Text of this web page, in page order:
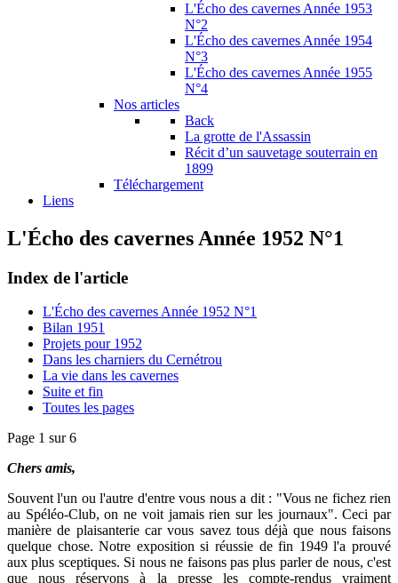
L'Écho des cavernes Année 1953
N°2
L'Écho des cavernes Année 1954
N°3
L'Écho des cavernes Année 1955
N°4
Nos articles
Back
La grotte de l'Assassin
Récit d’un sauvetage souterrain en
1899
Téléchargement
Liens
L'Écho des cavernes Année 1952 N°1
Index de l'article
L'Écho des cavernes Année 1952 N°1
Bilan 1951
Projets pour 1952
Dans les charniers du Cernétrou
La vie dans les cavernes
Suite et fin
Toutes les pages
Page 1 sur 6
Chers amis,
Souvent l'un ou l'autre d'entre vous nous a dit : "Vous ne fichez rien
au Spéléo-Club, on ne voit jamais rien sur les journaux". Ceci par
manière de plaisanterie car vous savez tous déjà que nous faisons
quelque chose. Notre exposition si réussie de fin 1949 l'a prouvé
aux plus sceptiques. Si nous ne faisons pas plus parler de nous, c'est
que nous réservons à la presse les compte-rendus vraiment